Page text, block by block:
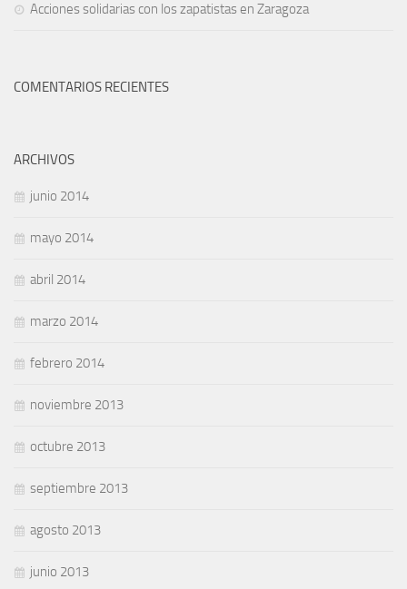
Acciones solidarias con los zapatistas en Zaragoza
COMENTARIOS RECIENTES
ARCHIVOS
junio 2014
mayo 2014
abril 2014
marzo 2014
febrero 2014
noviembre 2013
octubre 2013
septiembre 2013
agosto 2013
junio 2013